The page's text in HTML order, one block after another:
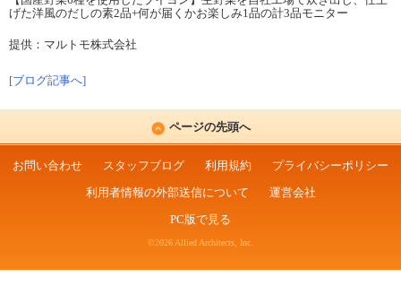
げた洋風のだしの素2品+何が届くかお楽しみ1品の計3品モニター
提供：マルトモ株式会社
[ブログ記事へ]
ページの先頭へ
お問い合わせ スタッフブログ 利用規約
プライバシーポリシー
利用者情報の外部送信について
運営会社
PC版で見る
©2026 Allied Architects, Inc.